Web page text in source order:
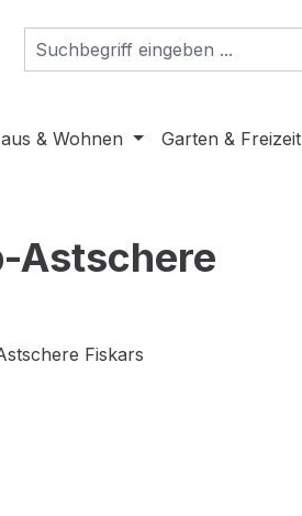
& Wohnen Garten & Freizeit
Astschere